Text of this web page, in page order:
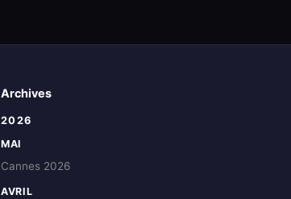
Archives
2026
MAI
Cannes 2026
AVRIL